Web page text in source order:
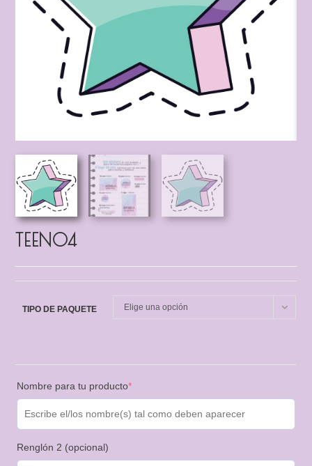
TEEN04
TIPO DE PAQUETE Elige una opción
Nombre para tu producto*
Renglón 2 (opcional)